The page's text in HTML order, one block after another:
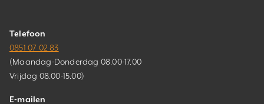
Telefoon
0851 07 02 83
(Maandag-Donderdag 08.00-17.00
Vrijdag 08.00-15.00)
E-mailen